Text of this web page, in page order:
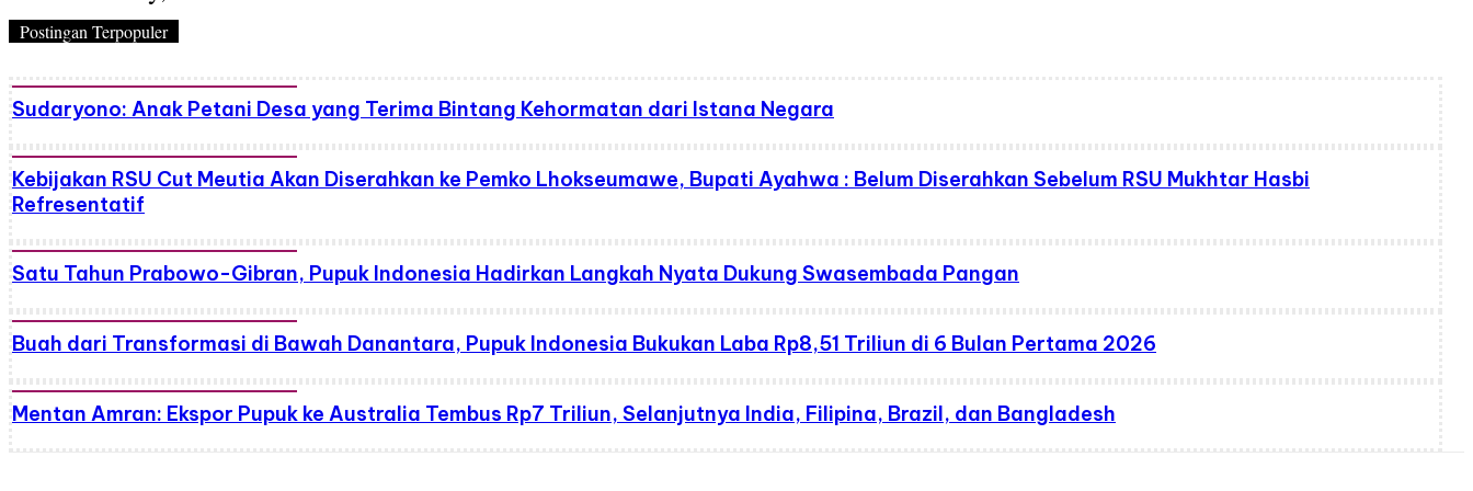
Postingan Terpopuler
Sudaryono: Anak Petani Desa yang Terima Bintang Kehormatan dari Istana Negara
Kebijakan RSU Cut Meutia Akan Diserahkan ke Pemko Lhokseumawe, Bupati Ayahwa : Belum Diserahkan Sebelum RSU Mukhtar Hasbi
Refresentatif
Satu Tahun Prabowo-Gibran, Pupuk Indonesia Hadirkan Langkah Nyata Dukung Swasembada Pangan
Buah dari Transformasi di Bawah Danantara, Pupuk Indonesia Bukukan Laba Rp8,51 Triliun di 6 Bulan Pertama 2026
Mentan Amran: Ekspor Pupuk ke Australia Tembus Rp7 Triliun, Selanjutnya India, Filipina, Brazil, dan Bangladesh